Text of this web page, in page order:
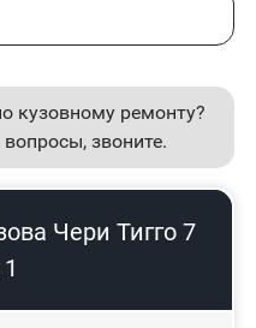
кузовному ремонту?
звоните.
Чери Тигго 7